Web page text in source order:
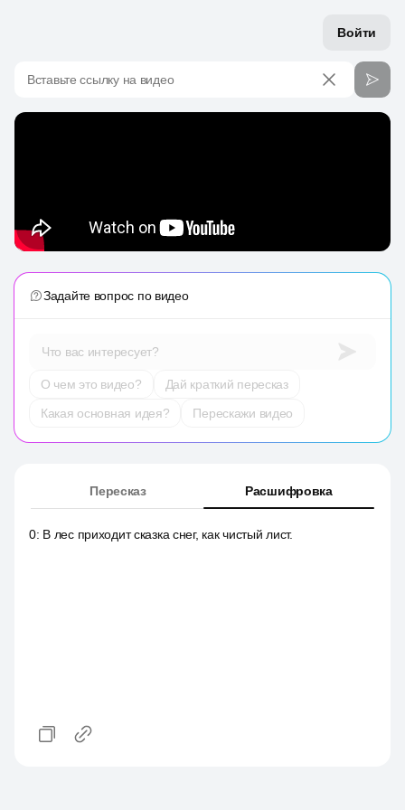
Войти
Вставьте ссылку на видео
Задайте вопрос по видео
Что вас интересует?
О чем это видео?
Дай краткий пересказ
Какая основная идея?
Перескажи видео
Пересказ Расшифровка
0: В лес приходит сказка снег, как чистый лист.